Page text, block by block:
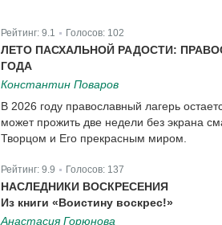
Рейтинг: 9.1 Голосов: 102
ЛЕТО ПАСХАЛЬНОЙ РАДОСТИ:
ГОДА
Константин Поваров
В 2026 году православный лагерь
может прожить две недели без экрана
Творцом и Его прекрасным миром.
Рейтинг: 9.9 Голосов: 137
НАСЛЕДНИКИ ВОСКРЕСЕНИЯ
Из книги «Воистину воскрес!»
Анастасия Горюнова